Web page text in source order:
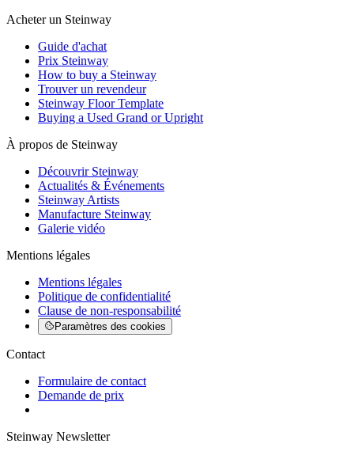
Acheter un Steinway
Guide d'achat
Prix Steinway
How to buy a Steinway
Trouver un revendeur
Steinway Floor Template
Buying a Used Grand or Upright
À propos de Steinway
Découvrir Steinway
Actualités & Événements
Steinway Artists
Manufacture Steinway
Galerie vidéo
Mentions légales
Mentions légales
Politique de confidentialité
Clause de non-responsabilité
Paramètres des cookies
Contact
Formulaire de contact
Demande de prix
Steinway Newsletter